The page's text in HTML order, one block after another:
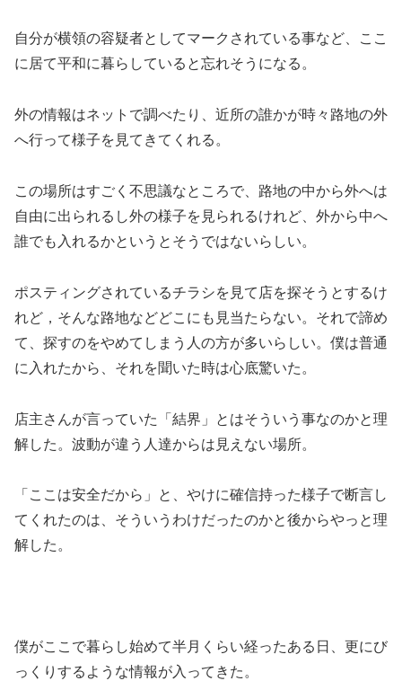
自分が横領の容疑者としてマークされている事など、ここ
に居て平和に暮らしていると忘れそうになる。
外の情報はネットで調べたり、近所の誰かが時々路地の外
へ行って様子を見てきてくれる。
この場所はすごく不思議なところで、路地の中から外へは
自由に出られるし外の様子を見られるけれど、外から中へ
誰でも入れるかというとそうではないらしい。
ポスティングされているチラシを見て店を探そうとするけ
れど，そんな路地などどこにも見当たらない。それで諦め
て、探すのをやめてしまう人の方が多いらしい。僕は普通
に入れたから、それを聞いた時は心底驚いた。
店主さんが言っていた「結界」とはそういう事なのかと理
解した。波動が違う人達からは見えない場所。
「ここは安全だから」と、やけに確信持った様子で断言し
てくれたのは、そういうわけだったのかと後からやっと理
解した。
僕がここで暮らし始めて半月くらい経ったある日、更にび
っくりするような情報が入ってきた。